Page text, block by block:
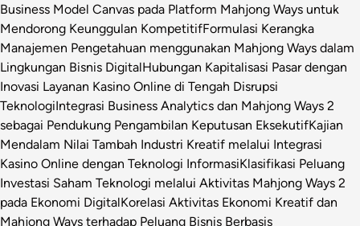
Business Model Canvas pada Platform Mahjong Ways untuk
Mendorong Keunggulan KompetitifFormulasi Kerangka
Manajemen Pengetahuan menggunakan Mahjong Ways dalam
Lingkungan Bisnis DigitalHubungan Kapitalisasi Pasar dengan
Inovasi Layanan Kasino Online di Tengah Disrupsi
TeknologiIntegrasi Business Analytics dan Mahjong Ways 2
sebagai Pendukung Pengambilan Keputusan EksekutifKajian
Mendalam Nilai Tambah Industri Kreatif melalui Integrasi
Kasino Online dengan Teknologi InformasiKlasifikasi Peluang
Investasi Saham Teknologi melalui Aktivitas Mahjong Ways 2
pada Ekonomi DigitalKorelasi Aktivitas Ekonomi Kreatif dan
Mahjong Ways terhadap Peluang Bisnis Berbasis